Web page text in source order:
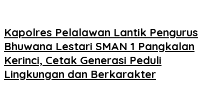
Kapolres Pelalawan Lantik Pengurus
Bhuwana Lestari SMAN 1 Pangkalan
Kerinci, Cetak Generasi Peduli
Lingkungan dan Berkarakter